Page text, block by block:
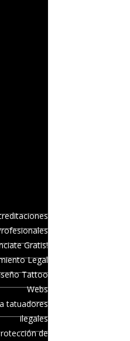
Gratis!
Legal
Tattoo
Webs
tatuadores
ilegales
de